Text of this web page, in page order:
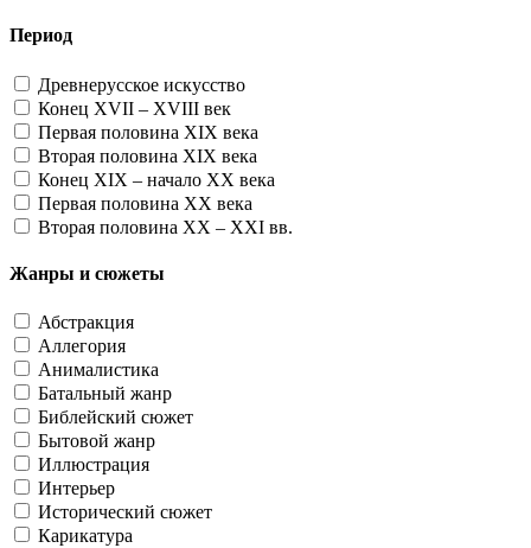
Период
Древнерусское искусство
Конец XVII – XVIII век
Первая половина XIX века
Вторая половина XIX века
Конец XIX – начало XX века
Первая половина XX века
Вторая половина XX – XXI вв.
Жанры и сюжеты
Абстракция
Аллегория
Анималистика
Батальный жанр
Библейский сюжет
Бытовой жанр
Иллюстрация
Интерьер
Исторический сюжет
Карикатура